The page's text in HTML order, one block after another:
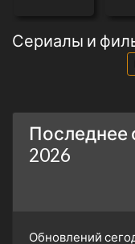
Сериалы и
Последнее
2026
Обновлений